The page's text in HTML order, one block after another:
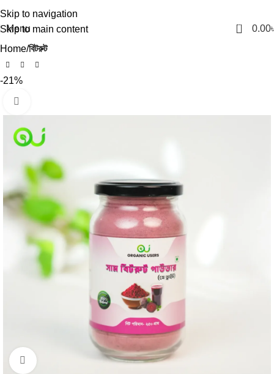
Skip to navigation
Skip to main content
Menu 0 0.00
Home বিটরুট
-21%
Click to enlarge